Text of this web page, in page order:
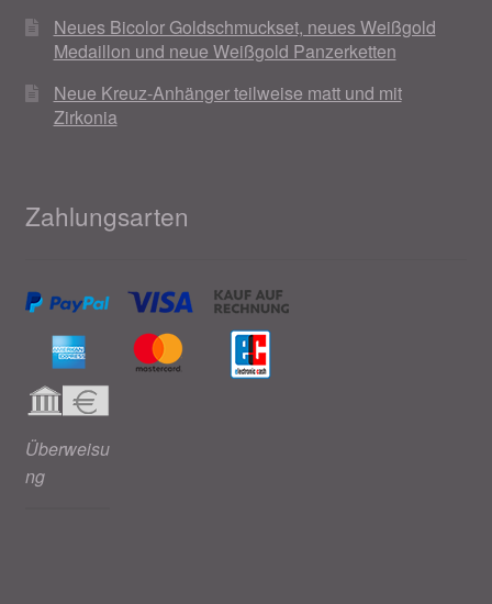
Neues Bicolor Goldschmuckset, neues Weißgold
Medaillon und neue Weißgold Panzerketten
Neue Kreuz-Anhänger teilweise matt und mit
Zirkonia
Zahlungsarten
Überweisu
ng